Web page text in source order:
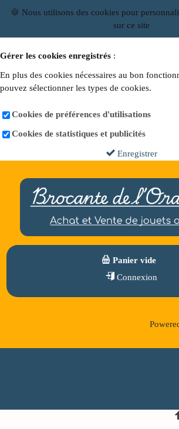
🍪 Nous utilisons des cookies pour
sur ce site
Gérer les cookies enregistrés :
En plus des cookies nécessaires au bon
pouvez sélectionner les types de cookies.
Cookies de préférences d'utilisations
Cookies de statistiques et publicités
Enregistrer
Panier vide
Connexion